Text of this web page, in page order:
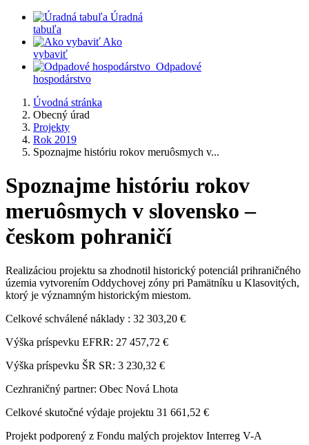
Úradná
tabuľa
Ako
vybaviť
Odpadové
hospodárstvo
Úvodná stránka
Obecný úrad
Projekty
Rok 2019
Spoznajme históriu rokov meruôsmych v...
Spoznajme históriu rokov
meruôsmych v slovensko –
českom pohraničí
Realizáciou projektu sa zhodnotil historický potenciál prihraničného
územia vytvorením Oddychovej zóny pri Pamätníku u Klasovitých,
ktorý je významným historickým miestom.
Celkové schválené náklady : 32 303,20 €
Výška príspevku EFRR: 27 457,72 €
Výška príspevku ŠR SR: 3 230,32 €
Cezhraničný partner: Obec Nová Lhota
Celkové skutočné výdaje projektu 31 661,52 €
Projekt podporený z Fondu malých projektov Interreg V-A